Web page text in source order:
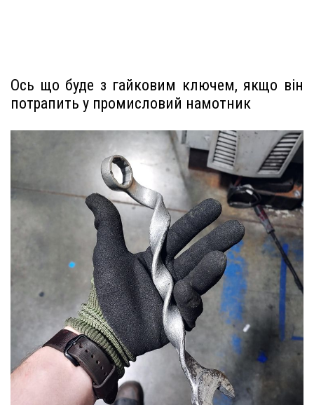
Ось що буде з гайковим ключем, якщо він
потрапить у промисловий намотник